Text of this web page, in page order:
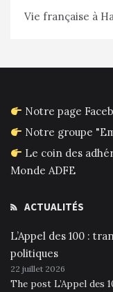
Vie française à
Notre page
Notre groupe
Le coin des
Monde ADFE
ACTUALITÉS
L’Appel des 100 :
politiques
22 juillet 2026
The post L’Appel des